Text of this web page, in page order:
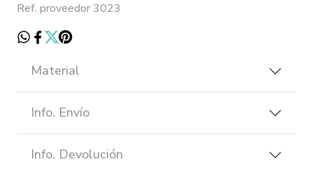
Ref. proveedor 3023
Material
Info. Envío
Info. Devolución